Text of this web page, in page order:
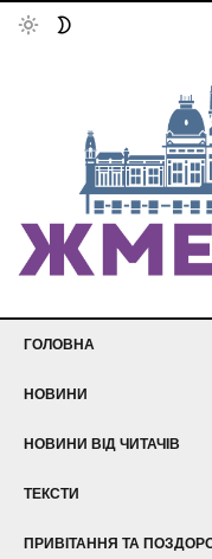
ГОЛОВНА
НОВИНИ
НОВИНИ ВІД ЧИТАЧІВ
ТЕКСТИ
ПРИВІТАННЯ ТА